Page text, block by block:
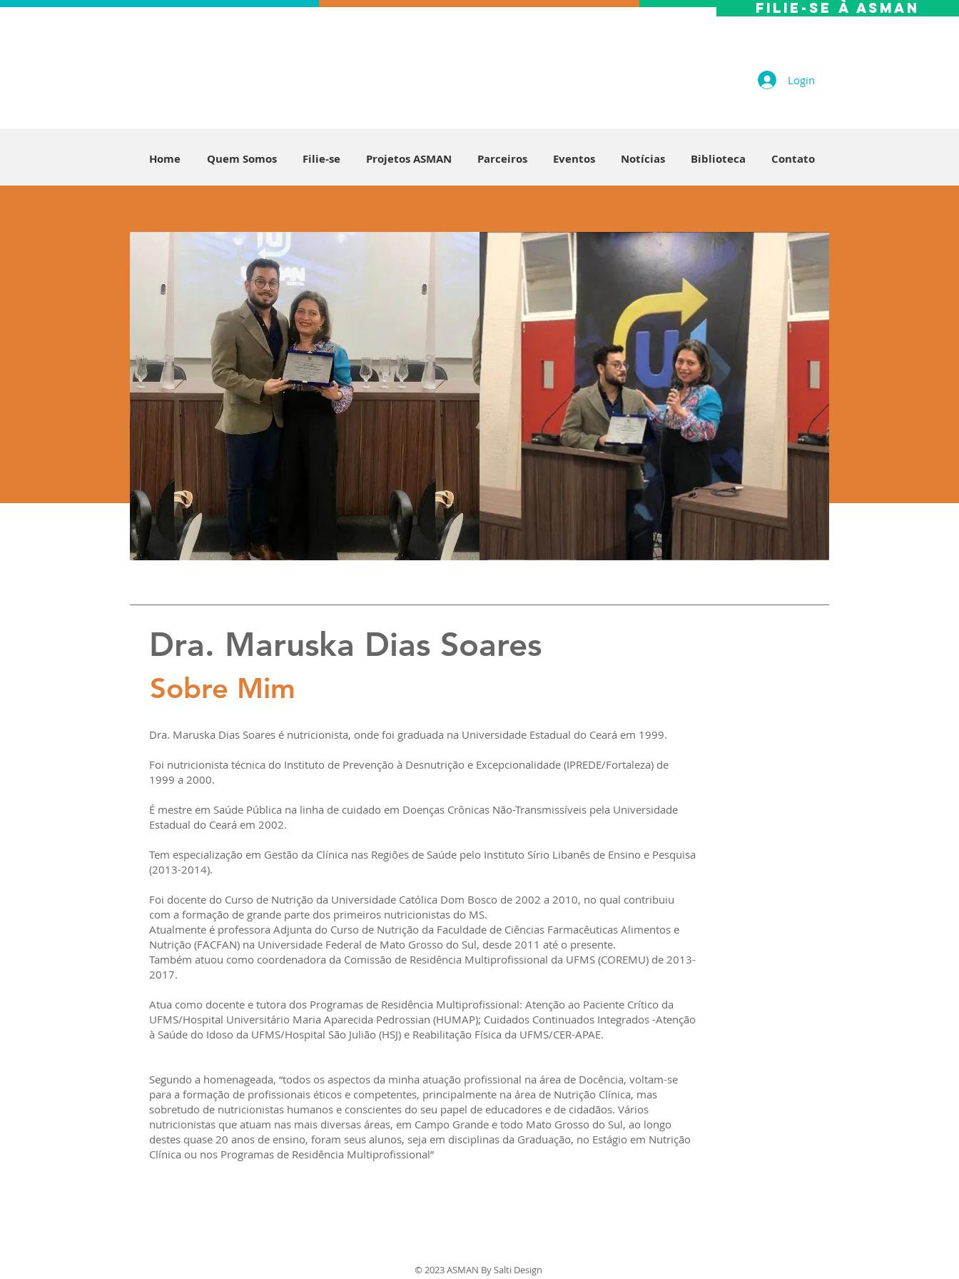
Filie-se à Asman
Login
Home Quem Somos Filie-se Projetos ASMAN Parceiros Eventos Notícias Biblioteca Contato
Dra. Maruska Dias Soares
Sobre Mim
Dra. Maruska Dias Soares é nutricionista, onde foi graduada na Universidade Estadual do Ceará em 1999.
Foi nutricionista técnica do Instituto de Prevenção à Desnutrição e Excepcionalidade (IPREDE/Fortaleza) de
1999 a 2000.
É mestre em Saúde Pública na linha de cuidado em Doenças Crônicas Não-Transmissíveis pela Universidade
Estadual do Ceará em 2002.
Tem especialização em Gestão da Clínica nas Regiões de Saúde pelo Instituto Sírio Libanês de Ensino e Pesquisa
(2013-2014).
Foi docente do Curso de Nutrição da Universidade Católica Dom Bosco de 2002 a 2010, no qual contribuiu
com a formação de grande parte dos primeiros nutricionistas do MS.
Atualmente é professora Adjunta do Curso de Nutrição da Faculdade de Ciências Farmacêuticas Alimentos e
Nutrição (FACFAN) na Universidade Federal de Mato Grosso do Sul, desde 2011 até o presente.
Também atuou como coordenadora da Comissão de Residência Multiprofissional da UFMS (COREMU) de 2013-
2017.
Atua como docente e tutora dos Programas de Residência Multiprofissional: Atenção ao Paciente Crítico da
UFMS/Hospital Universitário Maria Aparecida Pedrossian (HUMAP); Cuidados Continuados Integrados -Atenção
à Saúde do Idoso da UFMS/Hospital São Julião (HSJ) e Reabilitação Física da UFMS/CER-APAE.
Segundo a homenageada, “todos os aspectos da minha atuação profissional na área de Docência, voltam-se
para a formação de profissionais éticos e competentes, principalmente na área de Nutrição Clínica, mas
sobretudo de nutricionistas humanos e conscientes do seu papel de educadores e de cidadãos. Vários
nutricionistas que atuam nas mais diversas áreas, em Campo Grande e todo Mato Grosso do Sul, ao longo
destes quase 20 anos de ensino, foram seus alunos, seja em disciplinas da Graduação, no Estágio em Nutrição
Clínica ou nos Programas de Residência Multiprofissional”
© 2023 ASMAN By Salti Design